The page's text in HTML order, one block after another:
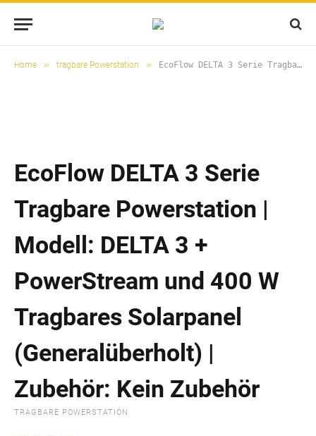
Home » tragbare Powerstation » EcoFlow DELTA 3 Serie Tragbare Powerstation | Modell: DELTA 3 + PowerStream und 400 W Tragbares Solarpanel (Generalüberholt) | Zubehör: Kein Zubehör
EcoFlow DELTA 3 Serie
Tragbare Powerstation |
Modell: DELTA 3 +
PowerStream und 400 W
Tragbares Solarpanel
(Generalüberholt) |
Zubehör: Kein Zubehör
TRAGBARE POWERSTATION